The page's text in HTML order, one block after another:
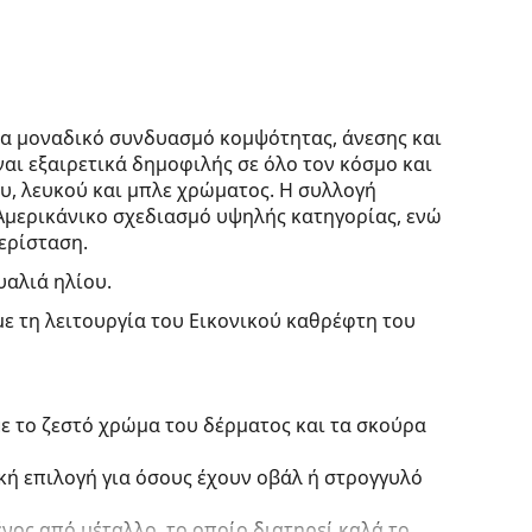
μοναδικό συνδυασμό κομψότητας, άνεσης και
εξαιρετικά δημοφιλής σε όλο τον κόσμο και
λευκού και μπλε χρώματος. Η συλλογή
σχεδιασμό υψηλής κατηγορίας, ενώ
ηλίου.
τη λειτουργία του Εικονικού καθρέφτη του
το ζεστό χρώμα του δέρματος και τα σκούρα
επιλογή για όσους έχουν οβάλ ή στρογγυλό